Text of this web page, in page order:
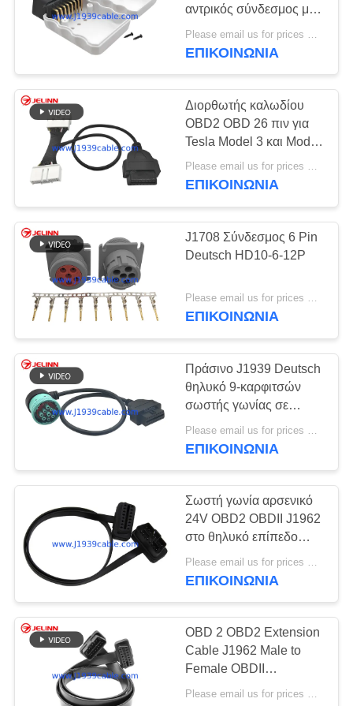
RP1226 καλώδιο
J1939
προσαρμοστής
11
J1939 9 συνδετήρας
J1708 καλώδιο
21
αντρικός σύνδεσμος με
πινές δεξιάς γωνίας
Please email us for prices MOQ:100 τεμάχια
ΕΠΙΚΟΙΝΩΝΙΑ
Διορθωτής καλωδίου
OBD2 OBD 26 πιν για
Tesla Model 3 και Model
Y Έτος 2019-2023
Please email us for prices MOQ:100 τεμάχια
ΕΠΙΚΟΙΝΩΝΙΑ
J1708 Σύνδεσμος 6 Pin
Deutsch HD10-6-12P
Please email us for prices MOQ:100 τεμάχια
ΕΠΙΚΟΙΝΩΝΙΑ
Πράσινο J1939 Deutsch
θηλυκό 9-καρφιτσών
σωστής γωνίας σε
J1962 OBD2 16 θηλυκό
καλώδιο καρφιτσών
ΕΠΙΚΟΙΝΩΝΙΑ
Σωστή γωνία αρσενικό
24V OBD2 OBDII J1962
στο θηλυκό επίπεδο
καλώδιο επέκτασης
Please email us for prices MOQ:100 τεμ
ΕΠΙΚΟΙΝΩΝΙΑ
OBD 2 OBD2 Extension
Cable J1962 Male to
Female OBDII
Connector Extender
Please email us for prices MOQ:100 τεμάχια